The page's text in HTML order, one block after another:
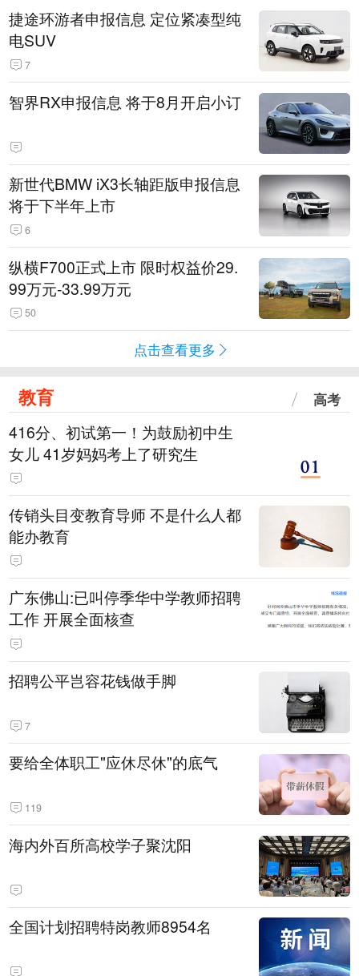
捷途环游者申报信息 定位紧凑型纯
电SUV
7
智界RX申报信息 将于8月开启小订
新世代BMW iX3长轴距版申报信息
将于下半年上市
6
纵横F700正式上市 限时权益价29.
99万元-33.99万元
50
点击查看更多
教育 高考
416分、初试第一！为鼓励初中生
女儿 41岁妈妈考上了研究生
传销头目变教育导师 不是什么人都
能办教育
广东佛山:已叫停季华中学教师招聘
工作 开展全面核查
招聘公平岂容花钱做手脚
7
要给全体职工"应休尽休"的底气
119
海内外百所高校学子聚沈阳
全国计划招聘特岗教师8954名